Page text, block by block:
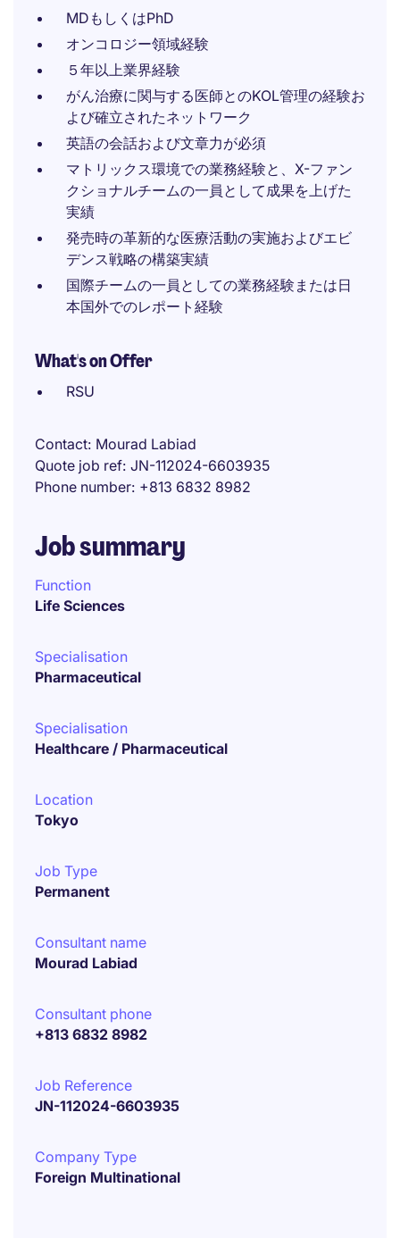
MDもしくはPhD
オンコロジー領域経験
５年以上業界経験
がん治療に関与する医師とのKOL管理の経験お
よび確立されたネットワーク
英語の会話および文章力が必須
マトリックス環境での業務経験と、X-ファン
クショナルチームの一員として成果を上げた
実績
発売時の革新的な医療活動の実施およびエビ
デンス戦略の構築実績
国際チームの一員としての業務経験または日
本国外でのレポート経験
What's on Offer
RSU
Contact Mourad Labiad
Quote job ref JN-112024-6603935
Phone number +813 6832 8982
Job summary
Function
Life Sciences
Specialisation
Pharmaceutical
Specialisation
Healthcare / Pharmaceutical
Location
Tokyo
Job Type
Permanent
Consultant name
Mourad Labiad
Consultant phone
+813 6832 8982
Job Reference
JN-112024-6603935
Company Type
Foreign Multinational